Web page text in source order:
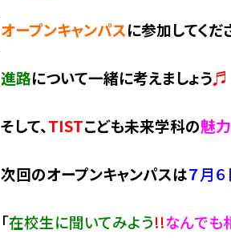
オープンキャンパスに参加してくだ
進路について一緒に考えましょう♬
そして、TISTこども未来学科の魅力
次回のオープンキャンパスは７月６
「在校生に聞いてみよう!!なんでも